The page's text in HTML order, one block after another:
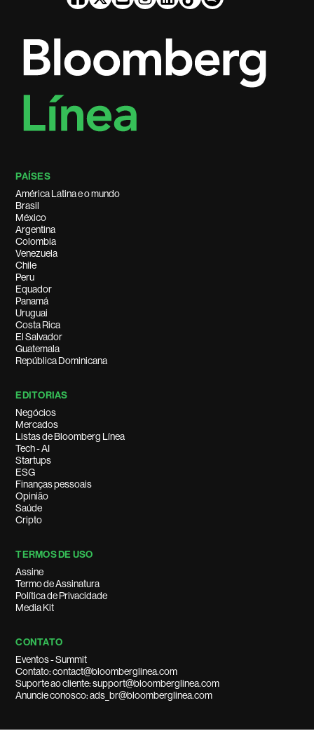
PAÍSES
América Latina e o mundo
Brasil
México
Argentina
Colombia
Venezuela
Chile
Peru
Equador
Panamá
Uruguai
Costa Rica
El Salvador
Guatemala
República Dominicana
EDITORIAS
Negócios
Mercados
Listas de Bloomberg Línea
Tech - AI
Startups
ESG
Finanças pessoais
Opinião
Saúde
Cripto
TERMOS DE USO
Assine
Termo de Assinatura
Política de Privacidade
Media Kit
CONTATO
Eventos - Summit
Contato: contact@bloomberglinea.com
Suporte ao cliente: support@bloomberglinea.com
Anuncie conosco: ads_br@bloomberglinea.com